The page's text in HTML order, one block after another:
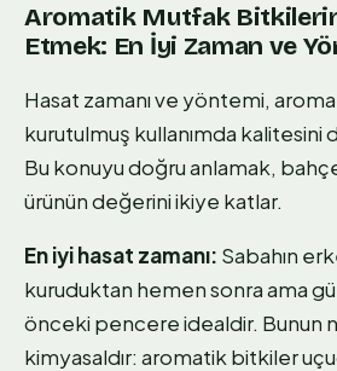
Aromatik Mutfak
Etmek: En İyi Zaman ve
Hasat zamanı ve yöntemi,
kurutulmuş kullanımda kalitesini
Bu konuyu doğru anlamak,
ürünün değerini ikiye katlar.
En iyi hasat zamanı: Sabahın
kuruduktan hemen sonra ama
önceki pencere idealdir. Bunun
kimyasaldır: aromatik bitkiler